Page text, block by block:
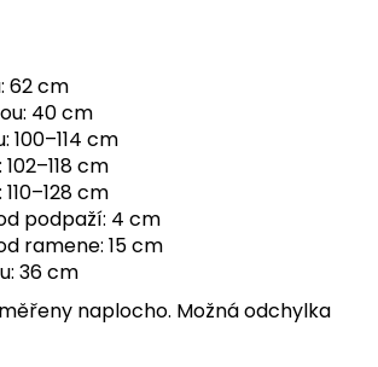
62 cm
40 cm
100–114 cm
cm
cm
podpaží: 4 cm
ramene: 15 cm
36 cm
naplocho. Možná odchylka